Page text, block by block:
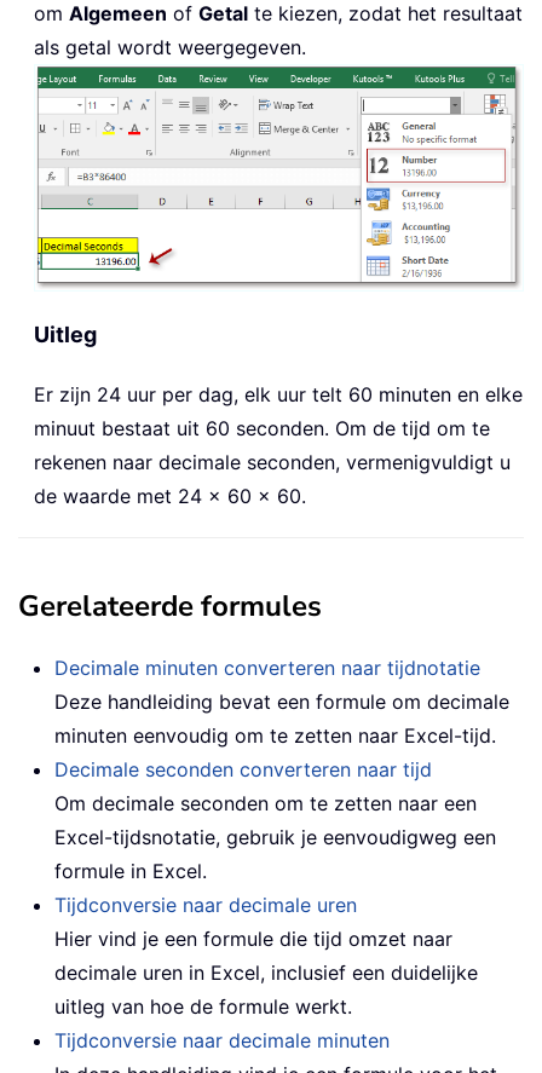
om Algemeen of Getal te kiezen, zodat het resultaat
als getal wordt weergegeven.
Uitleg
Er zijn 24 uur per dag, elk uur telt 60 minuten en elke
minuut bestaat uit 60 seconden. Om de tijd om te
rekenen naar decimale seconden, vermenigvuldigt u
de waarde met 24 × 60 × 60.
Gerelateerde formules
Decimale minuten converteren naar tijdnotatie
Deze handleiding bevat een formule om decimale
minuten eenvoudig om te zetten naar Excel-tijd.
Decimale seconden converteren naar tijd
Om decimale seconden om te zetten naar een
Excel-tijdsnotatie, gebruik je eenvoudigweg een
formule in Excel.
Tijdconversie naar decimale uren
Hier vind je een formule die tijd omzet naar
decimale uren in Excel, inclusief een duidelijke
uitleg van hoe de formule werkt.
Tijdconversie naar decimale minuten